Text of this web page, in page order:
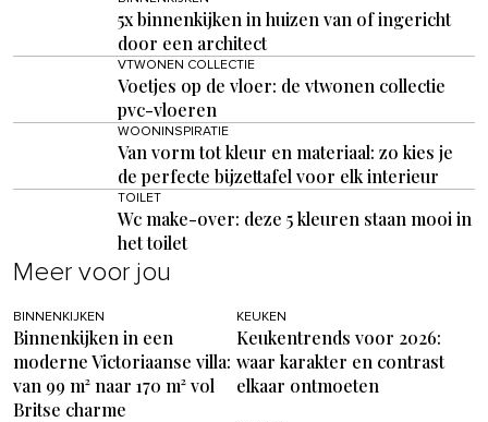
5x binnenkijken in huizen van of ingericht
door een architect
VTWONEN COLLECTIE
Voetjes op de vloer: de vtwonen collectie
pvc-vloeren
WOONINSPIRATIE
Van vorm tot kleur en materiaal: zo kies je
de perfecte bijzettafel voor elk interieur
TOILET
Wc make-over: deze 5 kleuren staan mooi in
het toilet
Meer voor jou
BINNENKIJKEN
Binnenkijken in een
moderne Victoriaanse villa:
van 99 m² naar 170 m² vol
Britse charme
KEUKEN
Keukentrends voor 2026:
waar karakter en contrast
elkaar ontmoeten